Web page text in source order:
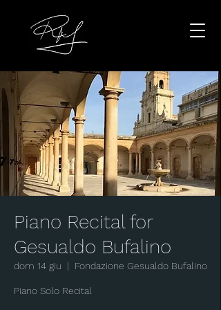
Piano Recital for
Gesualdo Bufalino
dom 14 giu
  |
Fondazione Gesualdo Bufalino
Piano Solo Recital